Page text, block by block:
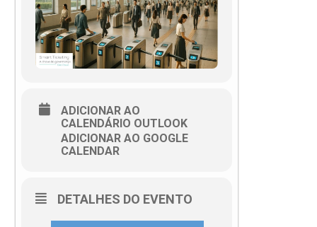
ADICIONAR AO
CALENDÁRIO OUTLOOK
ADICIONAR AO GOOGLE
CALENDAR
DETALHES DO EVENTO